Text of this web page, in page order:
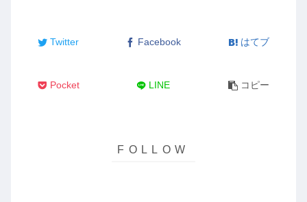
Twitter Facebook はてブ
Pocket LINE コピー